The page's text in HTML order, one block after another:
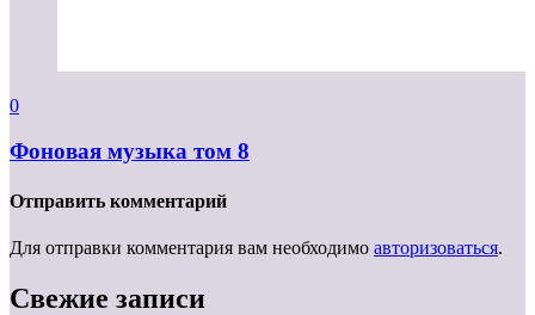
0
Фоновая музыка том 8
Отправить комментарий
Для отправки комментария вам необходимо авторизоваться.
Свежие записи